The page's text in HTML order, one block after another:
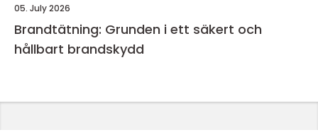
05. July 2026
Brandtätning: Grunden i ett säkert och
hållbart brandskydd